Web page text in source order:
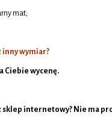
mat;
inny wymiar?
Ciebie wycenę.
sklep internetowy? Nie ma